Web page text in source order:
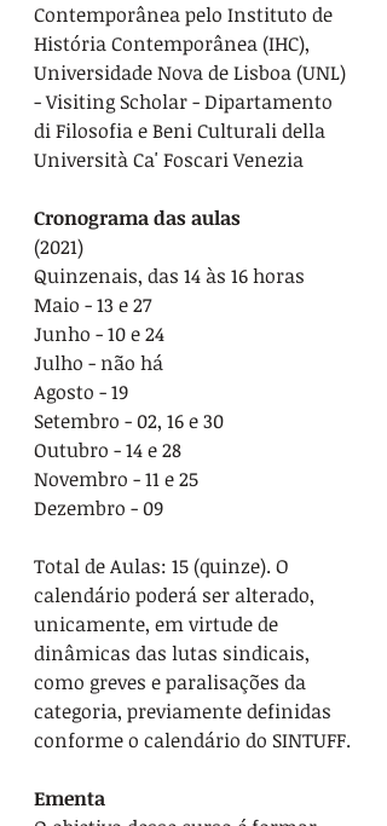
Contemporânea pelo Instituto de
História Contemporânea (IHC),
Universidade Nova de Lisboa (UNL)
- Visiting Scholar - Dipartamento
di Filosofia e Beni Culturali della
Università Ca' Foscari Venezia
Cronograma das aulas
(2021)
Quinzenais, das 14 às 16 horas
Maio - 13 e 27
Junho - 10 e 24
Julho - não há
Agosto - 19
Setembro - 02, 16 e 30
Outubro - 14 e 28
Novembro - 11 e 25
Dezembro - 09
Total de Aulas: 15 (quinze). O
calendário poderá ser alterado,
unicamente, em virtude de
dinâmicas das lutas sindicais,
como greves e paralisações da
categoria, previamente definidas
conforme o calendário do SINTUFF.
Ementa